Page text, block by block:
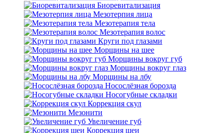
Биоревитализация
Мезотерпия лица
Мезотерапия тела
Мезотерапия волос
Круги под глазами
Морщины на шее
Морщины вокруг губ
Морщины вокруг глаз
Морщины на лбу
Носослёзная борозда
Носогубные складки
Коррекция скул
Мезонити
Увеличение губ
Коррекция шеи